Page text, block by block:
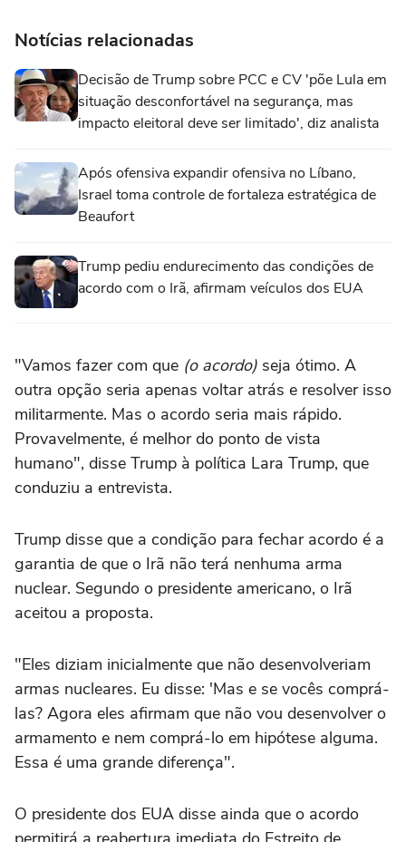
Notícias relacionadas
Decisão de Trump sobre PCC e CV 'põe Lula em
situação desconfortável na segurança, mas
impacto eleitoral deve ser limitado', diz analista
Após ofensiva expandir ofensiva no Líbano,
Israel toma controle de fortaleza estratégica de
Beaufort
Trump pediu endurecimento das condições de
acordo com o Irã, afirmam veículos dos EUA
"Vamos fazer com que (o acordo) seja ótimo. A
outra opção seria apenas voltar atrás e resolver isso
militarmente. Mas o acordo seria mais rápido.
Provavelmente, é melhor do ponto de vista
humano", disse Trump à política Lara Trump, que
conduziu a entrevista.
Trump disse que a condição para fechar acordo é a
garantia de que o Irã não terá nenhuma arma
nuclear. Segundo o presidente americano, o Irã
aceitou a proposta.
"Eles diziam inicialmente que não desenvolveriam
armas nucleares. Eu disse: 'Mas e se vocês comprá-
las? Agora eles afirmam que não vou desenvolver o
armamento e nem comprá-lo em hipótese alguma.
Essa é uma grande diferença".
O presidente dos EUA disse ainda que o acordo